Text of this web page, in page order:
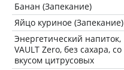
Банан (Запекание)
Яйцо куриное (Запекание)
Энергетический напиток,
VAULT Zero, без сахара, со
вкусом цитрусовых